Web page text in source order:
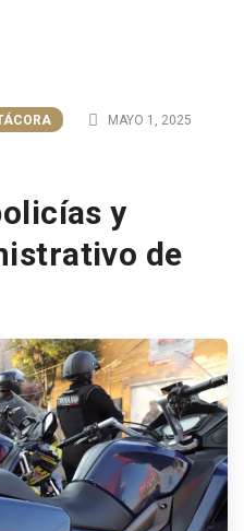
MAYO 1, 2025
y
de